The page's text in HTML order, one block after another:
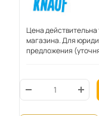
Цена действительна
магазина. Для
предложения